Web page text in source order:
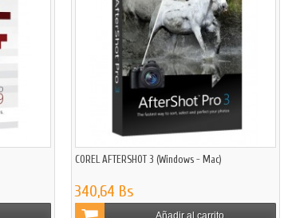
COREL AFTERSHOT 3 (Windows - Mac)
340,64 Bs
Añadir al carrito